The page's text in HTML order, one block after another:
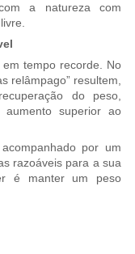
a natureza com
tempo recorde. No
relâmpago” resultem,
do peso,
aumento superior ao
por um
razoáveis para a sua
é manter um peso